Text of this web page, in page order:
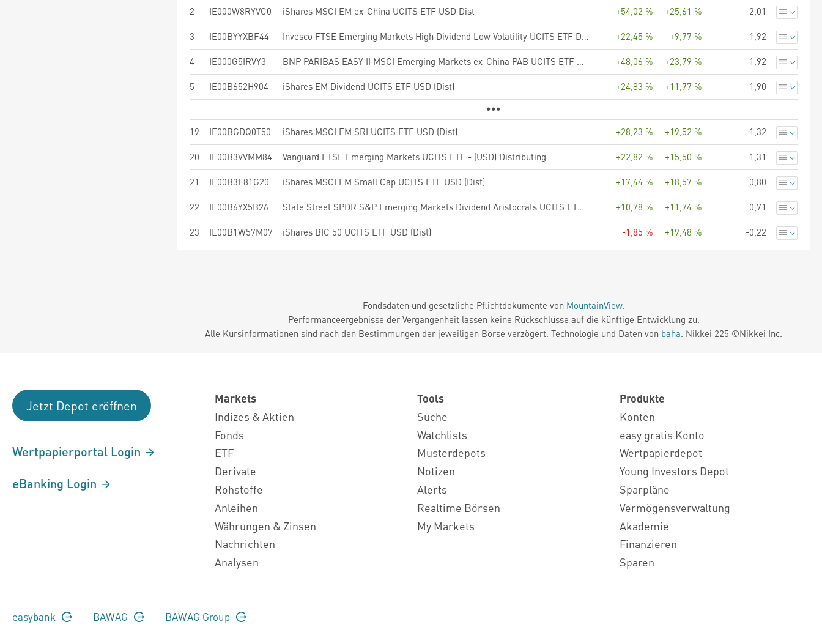
2 IE000W8RYVC0 iShares MSCI EM ex-China UCITS ETF USD Dist +54,02 % +25,61 % 2,01
3 IE00BYYXBF44 Invesco FTSE Emerging Markets High Dividend Low Volatility UCITS ETF Dist +22,45 % +9,77 % 1,92
4 IE000G5IRVY3 BNP PARIBAS EASY II MSCI Emerging Markets ex-China PAB UCITS ETF USD Dist +48,06 % +23,79 % 1,92
5 IE00B652H904 iShares EM Dividend UCITS ETF USD (Dist) +24,83 % +11,77 % 1,90
19 IE00BGDQ0T50 iShares MSCI EM SRI UCITS ETF USD (Dist) +28,23 % +19,52 % 1,32
20 IE00B3VVMM84 Vanguard FTSE Emerging Markets UCITS ETF - (USD) Distributing +22,82 % +15,50 % 1,31
21 IE00B3F81G20 iShares MSCI EM Small Cap UCITS ETF USD (Dist) +17,44 % +18,57 % 0,80
22 IE00B6YX5B26 State Street SPDR S&P Emerging Markets Dividend Aristocrats UCITS ETF Dist +10,78 % +11,74 % 0,71
23 IE00B1W57M07 iShares BIC 50 UCITS ETF USD (Dist) -1,85 % +19,48 % -0,22
Fondsdaten und gesetzliche Pflichtdokumente von MountainView.
Performanceergebnisse der Vergangenheit lassen keine Rückschlüsse auf die künftige Entwicklung zu.
Alle Kursinformationen sind nach den Bestimmungen der jeweiligen Börse verzögert. Technologie und Daten von baha. Nikkei 225 ©Nikkei Inc.
Jetzt Depot eröffnen
Wertpapierportal Login
eBanking Login
Markets
Indizes & Aktien
Fonds
ETF
Derivate
Rohstoffe
Anleihen
Währungen & Zinsen
Nachrichten
Analysen
Tools
Suche
Watchlists
Musterdepots
Notizen
Alerts
Realtime Börsen
My Markets
Produkte
Konten
easy gratis Konto
Wertpapierdepot
Young Investors Depot
Sparpläne
Vermögensverwaltung
Akademie
Finanzieren
Sparen
easybank BAWAG BAWAG Group